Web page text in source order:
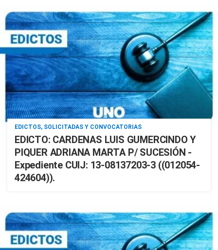
EDICTOS, SOLICITADAS Y CONVOCATORIAS
EDICTO: CARDENAS LUIS GUMERCINDO Y
PIQUER ADRIANA MARTA P/ SUCESIÓN -
Expediente CUIJ: 13-08137203-3 ((012054-
424604)).